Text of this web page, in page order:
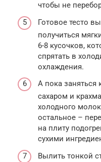
чтобы не
Готовое тесто
получиться
6-8 кусочков,
спрятать в
охлаждения.
А пока
сахаром и
холодного
остальное –
на плиту
сухими
Вылить тонкой